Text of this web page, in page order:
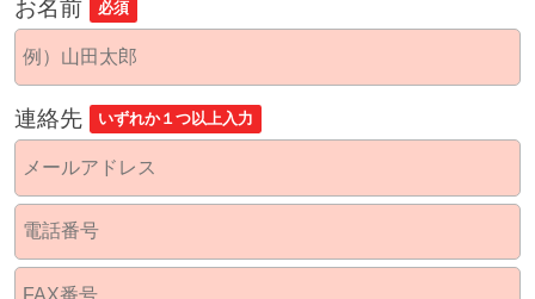
お名前 必須
連絡先 いずれか１つ以上入力